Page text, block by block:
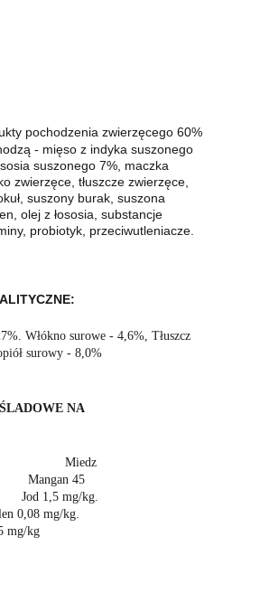
pochodzenia zwierzęcego 60%
- mięso z indyka suszonego
suszonego 7%, maczka
zwierzęce, tłuszcze zwierzęce,
suszony burak, suszona
olej z łososia, substancje
probiotyk, przeciwutleniacze.
Włókno surowe - 4,6%, Tłuszcz
surowy - 8,0%
NA
Miedz
Mangan 45
Jod 1,5 mg/kg.
Selen 0,08 mg/kg.
mg/kg